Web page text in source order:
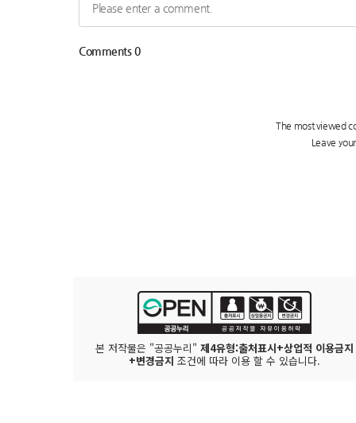
본 저작물은 "공공누리" 제4유형:출처표시+상업적 이용금지
+변경금지 조건에 따라 이용 할 수 있습니다.